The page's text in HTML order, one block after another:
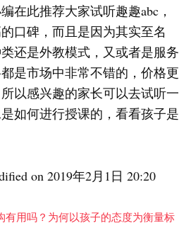
在此推荐大家试听趣趣abc，
口碑，而且是因为其实至名
还是外教模式，又或者是服务
是市场中非常不错的，价格更
以感兴趣的家长可以去试听一
如何进行授课的，看看孩子是
on 2019年2月1日 20:20
有用吗？为何以孩子的态度为衡量标